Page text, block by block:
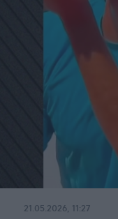
21.05.2026, 11:27